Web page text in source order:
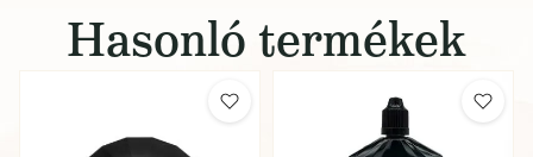
Hasonló termékek